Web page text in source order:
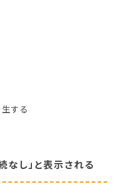
する
なし」と表示される